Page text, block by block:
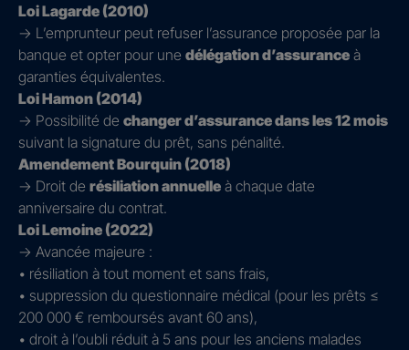
Loi Lagarde (2010)
→ L’emprunteur peut refuser l’assurance proposée par la
banque et opter pour une délégation d’assurance à
garanties équivalentes.
Loi Hamon (2014)
→ Possibilité de changer d’assurance dans les 12 mois
suivant la signature du prêt, sans pénalité.
Amendement Bourquin (2018)
→ Droit de résiliation annuelle à chaque date
anniversaire du contrat.
Loi Lemoine (2022)
→ Avancée majeure :
• résiliation à tout moment et sans frais,
• suppression du questionnaire médical (pour les prêts ≤
200 000 € remboursés avant 60 ans),
• droit à l’oubli réduit à 5 ans pour les anciens malades